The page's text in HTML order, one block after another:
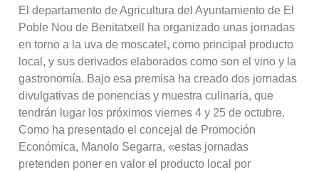
El departamento de Agricultura del Ayuntamiento de El
Poble Nou de Benitatxell ha organizado unas jornadas
en torno a la uva de moscatel, como principal producto
local, y sus derivados elaborados como son el vino y la
gastronomía. Bajo esa premisa ha creado dos jornadas
divulgativas de ponencias y muestra culinaria, que
tendrán lugar los próximos viernes 4 y 25 de octubre.
Como ha presentado el concejal de Promoción
Económica, Manolo Segarra, «estas jornadas
pretenden poner en valor el producto local por